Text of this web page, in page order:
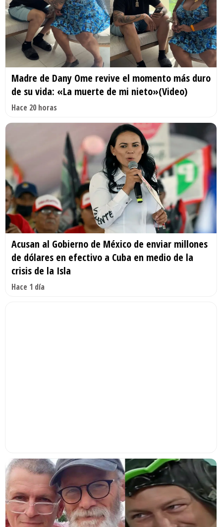
Madre de Dany Ome revive el momento más duro
de su vida: «La muerte de mi nieto»(Video)
Hace 20 horas
Acusan al Gobierno de México de enviar millones
de dólares en efectivo a Cuba en medio de la
crisis de la Isla
Hace 1 día